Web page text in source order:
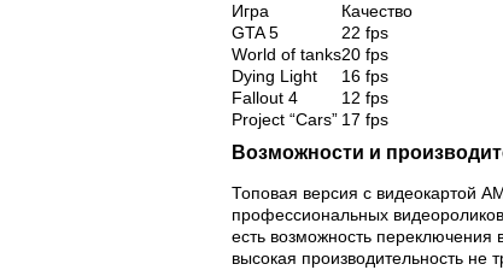
Игра
Качество
GTA 5
22 fps
World of tanks20 fps
Dying Light
16 fps
Fallout 4
12 fps
Project “Cars” 17 fps
Возможности и
Топовая версия с видеокартой
профессиональных
есть возможность переключения
высокая производительность не